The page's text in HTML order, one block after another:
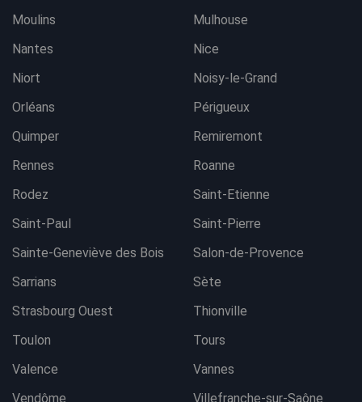
Moulins
Mulhouse
Nantes
Nice
Niort
Noisy-le-Grand
Orléans
Périgueux
Quimper
Remiremont
Rennes
Roanne
Rodez
Saint-Etienne
Saint-Paul
Saint-Pierre
Sainte-Geneviève des Bois
Salon-de-Provence
Sarrians
Sète
Strasbourg Ouest
Thionville
Toulon
Tours
Valence
Vannes
Vendôme
Villefranche-sur-Saône